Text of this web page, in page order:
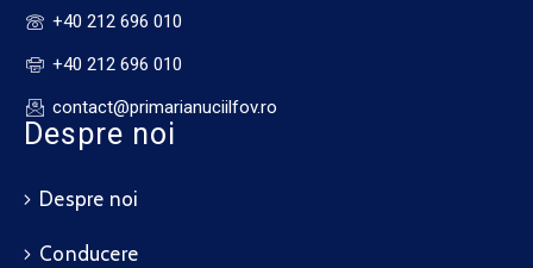
+40 212 696 010
+40 212 696 010
contact@primarianuciilfov.ro
Despre noi
Despre noi
Conducere